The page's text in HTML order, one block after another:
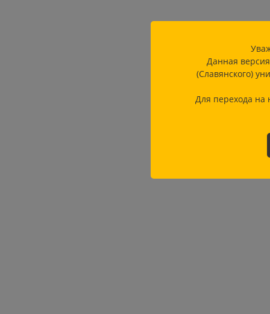
Данная
(Славянского)
Для перехода на